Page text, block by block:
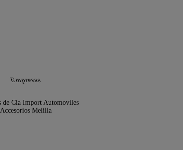
Empresas
de Cia Import Automoviles
Accesorios Melilla